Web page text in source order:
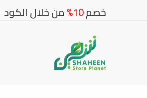
خصم10% من خلال الكود AF2